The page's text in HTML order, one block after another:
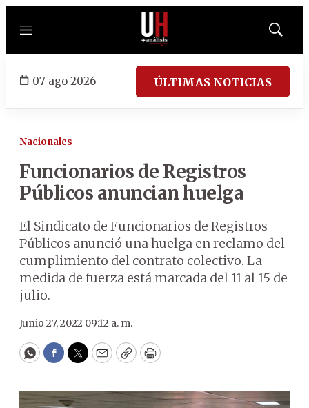
Menú
Mostrar
07 ago 2026 ÚLTIMAS NOTICIAS
Nacionales
Funcionarios de Registros
Públicos anuncian huelga
El Sindicato de Funcionarios de Registros
Públicos anunció una huelga en reclamo del
cumplimiento del contrato colectivo. La
medida de fuerza está marcada del 11 al 15 de
julio.
Junio 27, 2022 09:12 a. m.
WhatsApp
Facebook
Twitter
EmailCopyPrint